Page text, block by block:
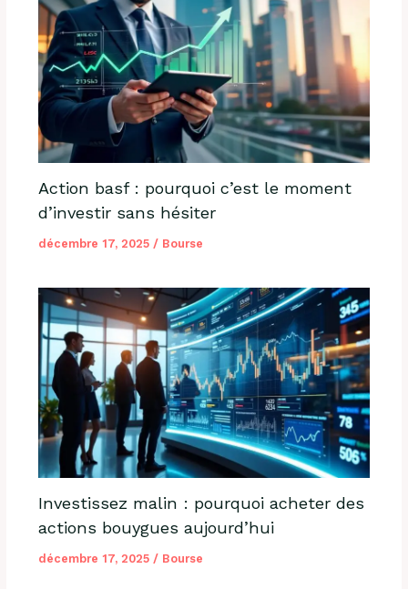
Action basf : pourquoi c’est le moment
d’investir sans hésiter
décembre 17, 2025 / Bourse
Investissez malin : pourquoi acheter des
actions bouygues aujourd’hui
décembre 17, 2025 / Bourse